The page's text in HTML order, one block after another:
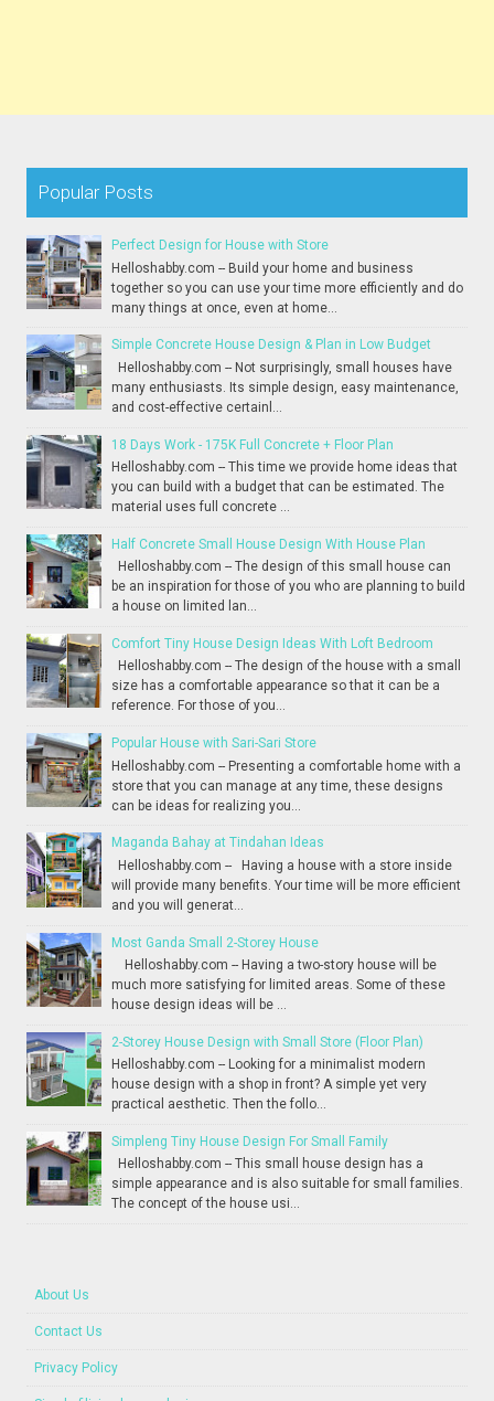
Popular Posts
Perfect Design for House with Store
Helloshabby.com -- Build your home and business
together so you can use your time more efficiently and do
many things at once, even at home...
Simple Concrete House Design & Plan in Low Budget
Helloshabby.com -- Not surprisingly, small houses have
many enthusiasts. Its simple design, easy maintenance,
and cost-effective certainl...
18 Days Work - 175K Full Concrete + Floor Plan
Helloshabby.com -- This time we provide home ideas that
you can build with a budget that can be estimated. The
material uses full concrete ...
Half Concrete Small House Design With House Plan
Helloshabby.com -- The design of this small house can
be an inspiration for those of you who are planning to build
a house on limited lan...
Comfort Tiny House Design Ideas With Loft Bedroom
Helloshabby.com -- The design of the house with a small
size has a comfortable appearance so that it can be a
reference. For those of you...
Popular House with Sari-Sari Store
Helloshabby.com -- Presenting a comfortable home with a
store that you can manage at any time, these designs
can be ideas for realizing you...
Maganda Bahay at Tindahan Ideas
Helloshabby.com -- Having a house with a store inside
will provide many benefits. Your time will be more efficient
and you will generat...
Most Ganda Small 2-Storey House
Helloshabby.com -- Having a two-story house will be
much more satisfying for limited areas. Some of these
house design ideas will be ...
2-Storey House Design with Small Store (Floor Plan)
Helloshabby.com -- Looking for a minimalist modern
house design with a shop in front? A simple yet very
practical aesthetic. Then the follo...
Simpleng Tiny House Design For Small Family
Helloshabby.com -- This small house design has a
simple appearance and is also suitable for small families.
The concept of the house usi...
About Us
Contact Us
Privacy Policy